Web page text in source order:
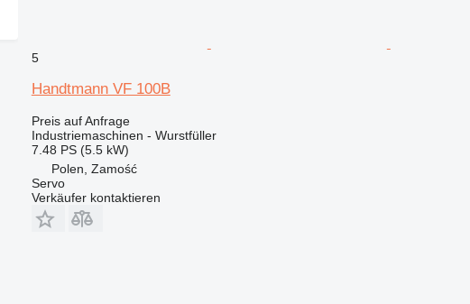
5
Handtmann VF 100B
Preis auf Anfrage
Industriemaschinen - Wurstfüller
7.48 PS (5.5 kW)
Polen, Zamość
Servo
Verkäufer kontaktieren